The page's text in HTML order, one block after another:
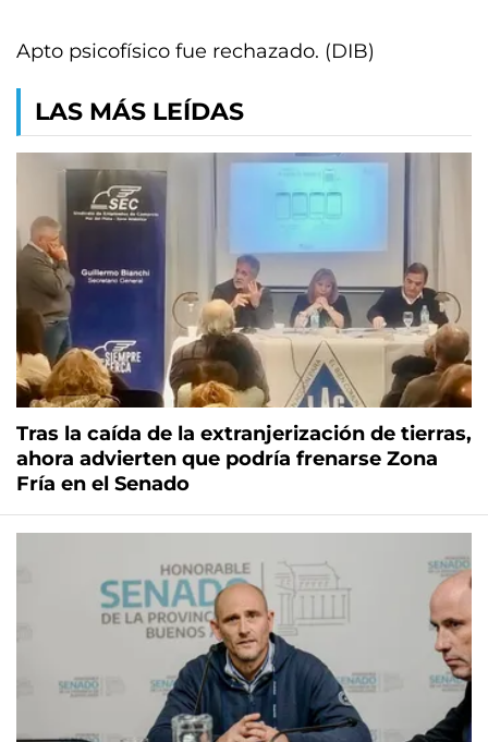
Apto psicofísico fue rechazado. (DIB)
LAS MÁS LEÍDAS
Tras la caída de la extranjerización de tierras,
ahora advierten que podría frenarse Zona
Fría en el Senado